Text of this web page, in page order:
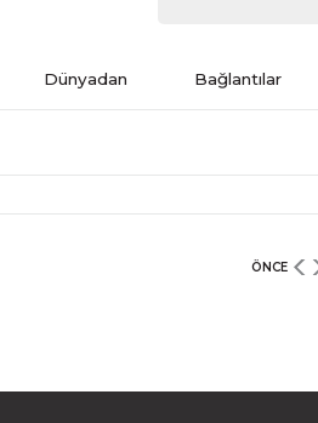
Dünyadan Bağlantılar
ÖNCE